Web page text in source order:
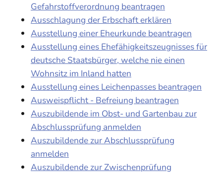
Gefahrstoffverordnung beantragen
Ausschlagung der Erbschaft erklären
Ausstellung einer Eheurkunde beantragen
Ausstellung eines Ehefähigkeitszeugnisses für
deutsche Staatsbürger, welche nie einen
Wohnsitz im Inland hatten
Ausstellung eines Leichenpasses beantragen
Ausweispflicht - Befreiung beantragen
Auszubildende im Obst- und Gartenbau zur
Abschlussprüfung anmelden
Auszubildende zur Abschlussprüfung
anmelden
Auszubildende zur Zwischenprüfung